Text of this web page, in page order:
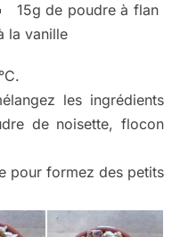
15g de poudre à flan
la vanille
les ingrédients
de noisette, flocon
pour formez des petits